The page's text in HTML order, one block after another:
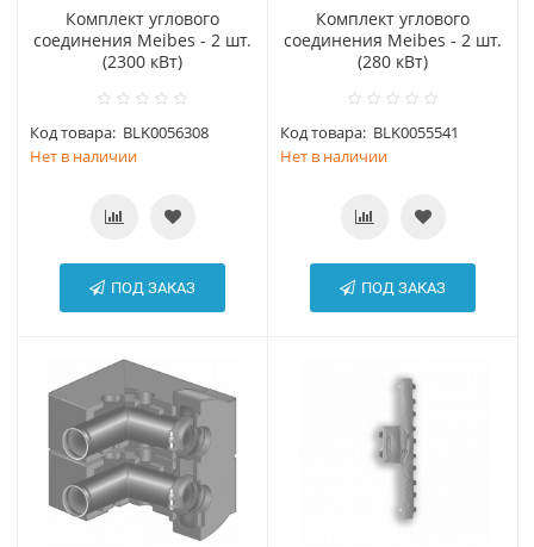
Комплект углового
соединения Meibes - 2 шт.
(2300 кВт)
Код товара: BLK0056308
Нет в наличии
ПОД ЗАКАЗ
Комплект углового
соединения Meibes - 2 шт.
(280 кВт)
Код товара: BLK0055541
Нет в наличии
ПОД ЗАКАЗ